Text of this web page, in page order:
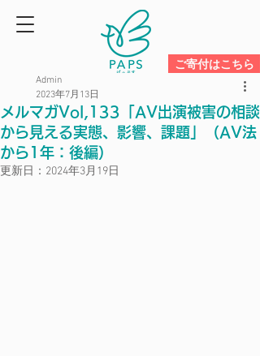
ご寄付はこちら
メルマガVol,133「AV出演被害の相談
から見える実態、影響、課題」（AV法
から1年：後編）
Admin
2023年7月13日
更新日： 2024年3月19日